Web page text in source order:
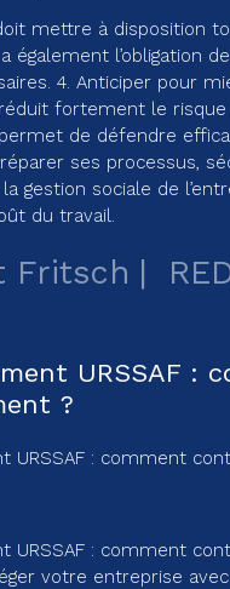
mettre à disposition
également l’obligation
4. Anticiper pour
fortement le risque
de défendre
ses processus,
gestion sociale de
du travail.
Fritsch
URSSAF :
?
URSSAF : comment
URSSAF : comment
votre entreprise avec